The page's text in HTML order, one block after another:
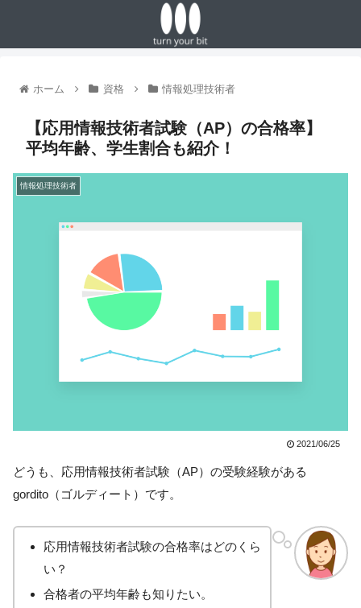
ホーム 資格 情報処理技術者
【応用情報技術者試験（AP）の合格率】
平均年齢、学生割合も紹介！
情報処理技術者
2021/06/25
どうも、応用情報技術者試験（AP）の受験経験がある
gordito（ゴルディート）です。
応用情報技術者試験の合格率はどのくら
い？
合格者の平均年齢も知りたい。